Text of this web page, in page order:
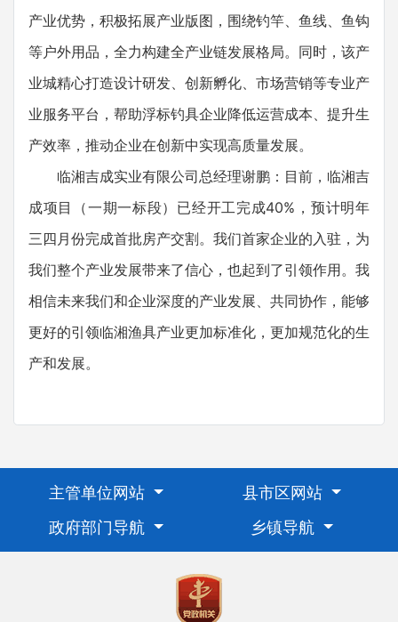
产业优势，积极拓展产业版图，围绕钓竿、鱼线、鱼钩
等户外用品，全力构建全产业链发展格局。同时，该产
业城精心打造设计研发、创新孵化、市场营销等专业产
业服务平台，帮助浮标钓具企业降低运营成本、提升生
产效率，推动企业在创新中实现高质量发展。
临湘吉成实业有限公司总经理谢鹏：目前，临湘吉
成项目（一期一标段）已经开工完成40%，预计明年
三四月份完成首批房产交割。我们首家企业的入驻，为
我们整个产业发展带来了信心，也起到了引领作用。我
相信未来我们和企业深度的产业发展、共同协作，能够
更好的引领临湘渔具产业更加标准化，更加规范化的生
产和发展。
主管单位网站
县市区网站
政府部门导航
乡镇导航